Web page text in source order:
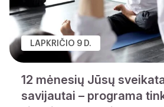
LAPKRIČIO 9 D.
12 mėnesių Jūsų
savijautai – programa